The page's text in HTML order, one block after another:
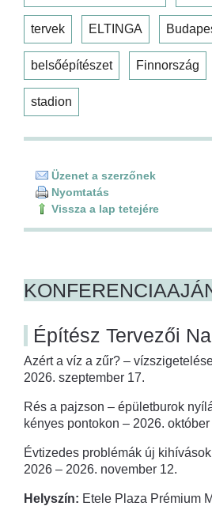
tervek ELTINGA
belsőépítészet Finnország
stadion
Üzenet a szerzőnek
Nyomtatás
Vissza a lap tetejére
Építész Tervezői
Azért a víz a zűr? –
2026. szeptember 17.
Rés a pajzson – épületburok
kényes pontokon – 2026. október
Évtizedes problémák új
2026 – 2026. november 12.
Helyszín: Etele Plaza Prémium